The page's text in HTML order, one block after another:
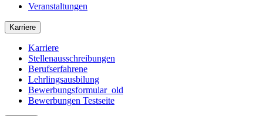
Veranstaltungen
Karriere
Karriere
Stellenausschreibungen
Berufserfahrene
Lehrlingsausbilung
Bewerbungsformular_old
Bewerbungen Testseite